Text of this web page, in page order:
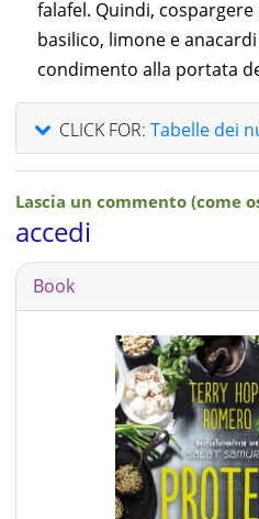
falafel. Quindi,
basilico, limone e
condimento alla portata
CLICK FOR: Tabelle dei
Lascia un commento (come
accedi
Book